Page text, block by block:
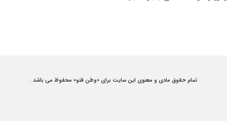
تمام حقوق مادی و معنوی این سایت برای «وطن فتو» محفوظ می باشد .